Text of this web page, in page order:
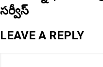
సర్వీస్
LEAVE A REPLY